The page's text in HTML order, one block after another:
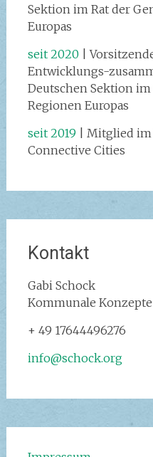
Sektion im Rat der
Europas
seit 2020 |
Entwicklungs-
Deutschen Sektion
Regionen Europas
seit 2019 | Mitglied
Connective Cities
Kontakt
Gabi Schock‭
Kommunale
+ 49 17644496276
info@schock.org